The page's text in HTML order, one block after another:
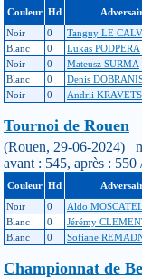
Couleur Hd
Noir
0 Tanguy LE
Blanc
0 Lukas PODPERA
Noir
0 Mateusz SURMA
Blanc
0 Denis
Noir
0 Andrii KRAVETS
Tournoi de Rouen
(Rouen, 29-06-2024)
avant : 545, après :
Couleur Hd
Noir
0 Aldo
Blanc
0 Jérémy
Blanc
0 Sofiane
Championnat de